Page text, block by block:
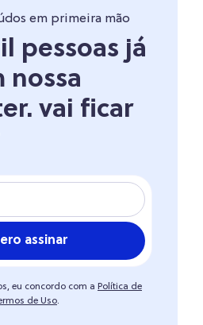
em primeira mão
pessoas já
nossa
vai ficar
assinar
eu concordo com a Política de
de Uso.